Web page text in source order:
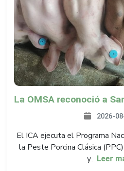
2026-
El ICA ejecuta el Programa
la Peste Porcina Clásica
y... Leer